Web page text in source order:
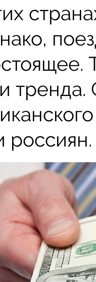
тренда.
россиян.